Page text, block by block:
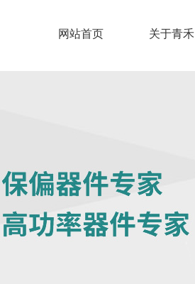
网站首页 关于青禾